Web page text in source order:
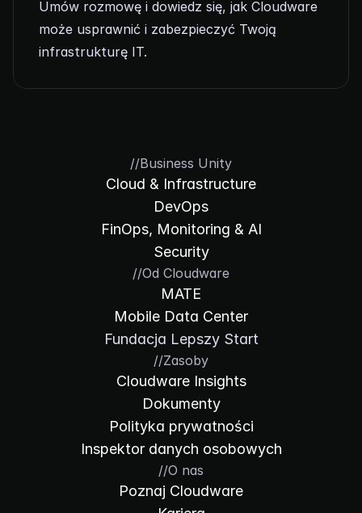
Umów rozmowę i dowiedz się, jak Cloudware
może usprawnić i zabezpieczyć Twoją
infrastrukturę IT.
//Business Unity
Cloud & Infrastructure
DevOps
FinOps, Monitoring & AI
Security
//Od Cloudware
MATE
Mobile Data Center
Fundacja Lepszy Start
//Zasoby
Cloudware Insights
Dokumenty
Polityka prywatności
Inspektor danych osobowych
//O nas
Poznaj Cloudware